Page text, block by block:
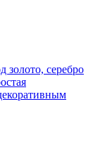
серебро